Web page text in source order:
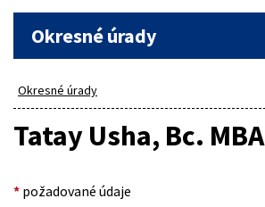
Okresné úrady
Okresné úrady
Tatay Usha, Bc. MBA
* požadované údaje